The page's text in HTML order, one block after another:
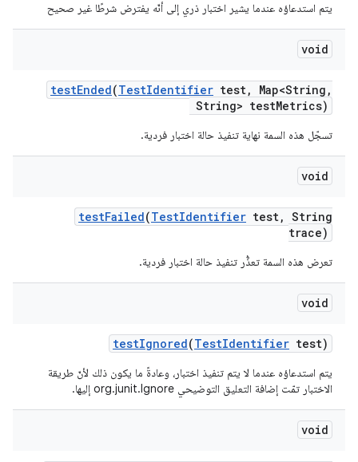
يتم استدعاؤه عندما يشير اختبار ذري إلى أنّه يفترض شرطًا غير صحيح
void
testEnded(TestIdentifier test, Map<String ,
String> testMetrics)
تسجّل هذه السمة نهاية تنفيذ حالة اختبار فردية.
void
testFailed(TestIdentifier test, String
trace)
تعرض هذه السمة تعذُّر تنفيذ حالة اختبار فردية.
void
testIgnored(TestIdentifier test)
يتم استدعاؤه عندما لا يتم تنفيذ اختبار، وعادةً ما يكون ذلك لأنّ طريقة
الاختبار تمّت إضافة التعليق التوضيحي org.junit.Ignore إليها.
void